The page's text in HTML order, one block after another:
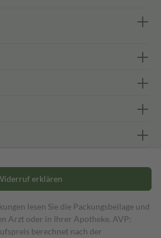
erklären
lesen Sie die Packungsbeilage und
Arzt oder in Ihrer Apotheke. AVP:
berechnet nach der